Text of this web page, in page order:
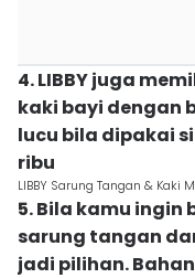
4. LIBBY juga
kaki bayi dengan
lucu bila dipakai
ribu
LIBBY Sarung Tangan & Kaki
5. Bila kamu
sarung tangan
jadi pilihan.